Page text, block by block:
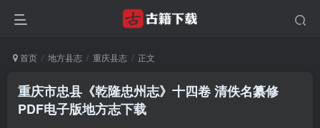
首页 地方县志 重庆县志 正文
重庆市忠县《乾隆忠州志》十四卷 清佚名纂修
PDF电子版地方志下载